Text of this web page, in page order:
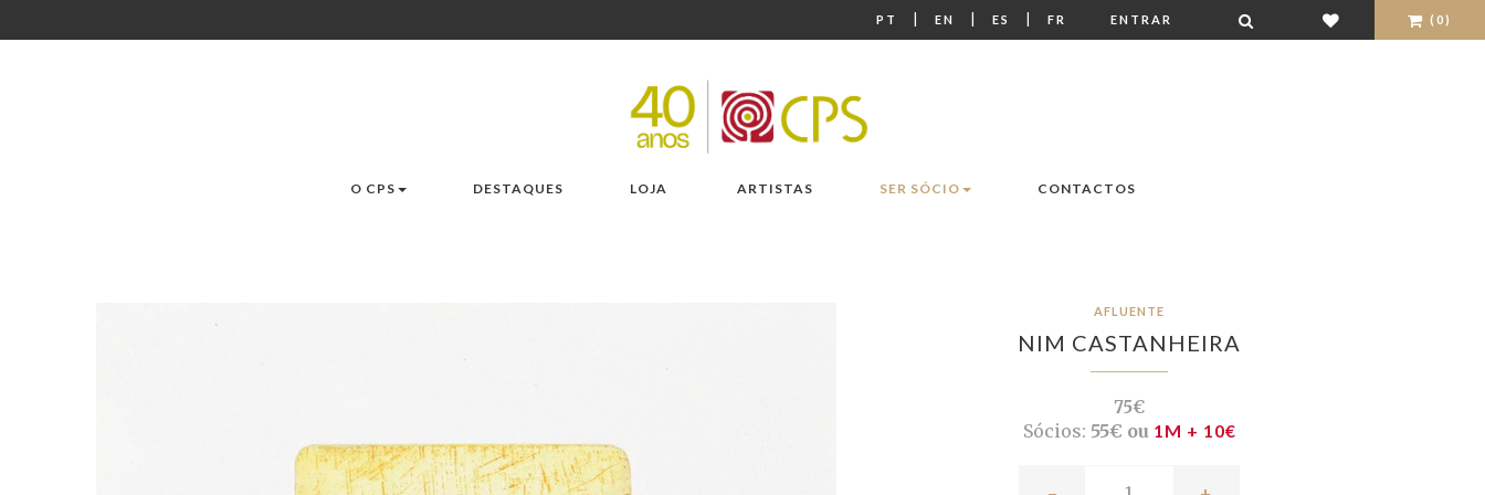
PT | EN | ES | FR ENTRAR (0)
O CPS DESTAQUES LOJA ARTISTAS SER SÓCIO CONTACTOS
AFLUENTE
NIM CASTANHEIRA
75€
Sócios: 55€ ou 1M + 10€